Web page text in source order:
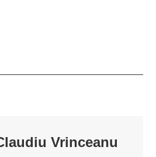
Vrinceanu